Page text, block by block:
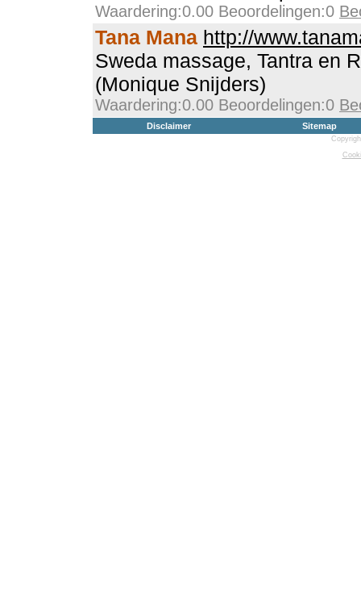
Waardering:0.00 Beoordelingen:0
Tana Mana http://
Sweda massage, Tantra en
(Monique Snijders)
Waardering:0.00 Beoordelingen:0
Disclaimer Sitemap